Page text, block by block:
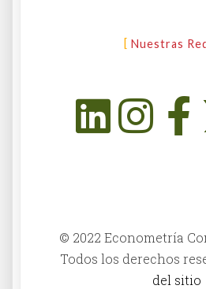
Nuestras
© 2022 Econometría
Todos los derechos
del sitio